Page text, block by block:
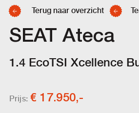
Terug naar overzicht
SEAT Ateca
1.4 EcoTSI Xcellence
Prijs: € 17.950,-